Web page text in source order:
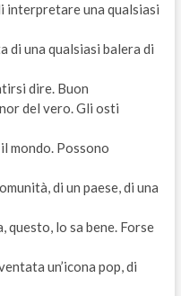
interpretare una qualsiasi
di una qualsiasi balera di
dire. Buon
del vero. Gli osti
mondo. Possono
di un paese, di una
lo sa bene. Forse
un’icona pop, di